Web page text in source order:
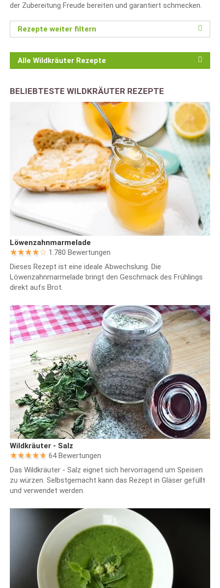
der Zubereitung Freude bereiten und garantiert schmecken.
Rezepte weiter filtern
Alle Wildkräuter Rezepte
BELIEBTESTE WILDKRÄUTER REZEPTE
Löwenzahnmarmelade
1.780 Bewertungen
Dieses Rezept ist eine ideale Abwechslung. Die
Löwenzahnmarmelade bringt den Geschmack des Frühlings
direkt aufs Brot.
Wildkräuter - Salz
64 Bewertungen
Das Wildkräuter - Salz eignet sich hervorragend um Speisen
zu würzen. Selbstgemacht kann das Rezept in Gläser gefüllt
und verwendet werden.